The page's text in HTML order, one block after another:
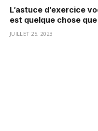
L’astuce d’exercice
est quelque chose
JUILLET 25, 2023